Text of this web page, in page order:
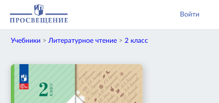
Войти
Учебники >Литературное чтение >2 класс